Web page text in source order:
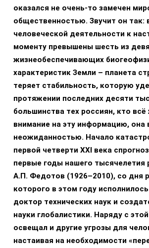
оказался не очень-то замечен
общественностью. Звучит он так:
человеческой деятельности к
моменту превышены шесть из
жизнеобеспечивающих
характеристик Земли – планета
теряет стабильность, которую
протяжении последних десяти
большинства тех россиян, кто
внимание на эту информацию, она
неожиданностью. Начало
первой четверти XXI века
первые годы нашего тысячелетия
А.П. Федотов (1926–2010), со дня
которого в этом году
доктор технических наук и
науки глобалистики. Наряду с
освещал и другие угрозы для
настаивая на необходимости